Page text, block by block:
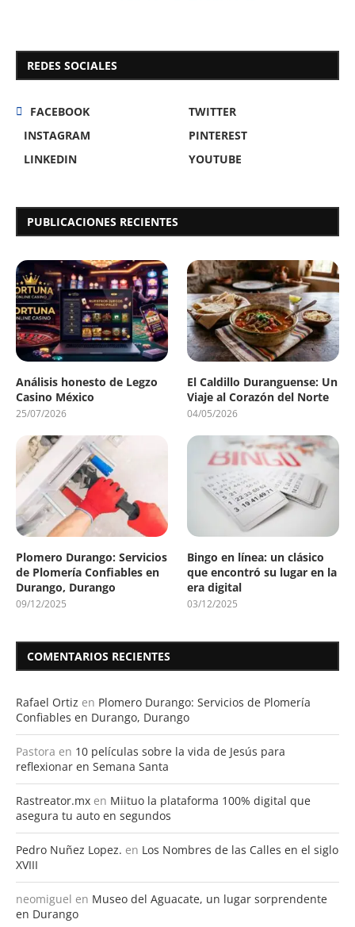
REDES SOCIALES
FACEBOOK
TWITTER
INSTAGRAM
PINTEREST
LINKEDIN
YOUTUBE
PUBLICACIONES RECIENTES
Análisis honesto de Legzo
Casino México
25/07/2026
El Caldillo Duranguense: Un
Viaje al Corazón del Norte
04/05/2026
Plomero Durango: Servicios
de Plomería Confiables en
Durango, Durango
09/12/2025
Bingo en línea: un clásico
que encontró su lugar en la
era digital
03/12/2025
COMENTARIOS RECIENTES
Rafael Ortiz en Plomero Durango: Servicios de Plomería
Confiables en Durango, Durango
Pastora en 10 películas sobre la vida de Jesús para
reflexionar en Semana Santa
Rastreator.mx en Miituo la plataforma 100% digital que
asegura tu auto en segundos
Pedro Nuñez Lopez. en Los Nombres de las Calles en el siglo
XVIII
neomiguel en Museo del Aguacate, un lugar sorprendente
en Durango